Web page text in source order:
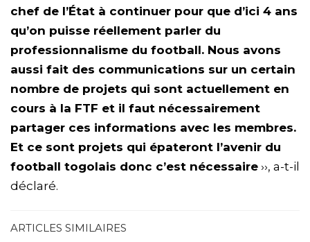
chef de l’État à continuer pour que d’ici 4 ans
qu’on puisse réellement parler du
professionnalisme du football. Nous avons
aussi fait des communications sur un certain
nombre de projets qui sont actuellement en
cours à la FTF et il faut nécessairement
partager ces informations avec les membres.
Et ce sont projets qui épateront l’avenir du
football togolais donc c’est nécessaire ››, a-t-il
déclaré.
ARTICLES SIMILAIRES